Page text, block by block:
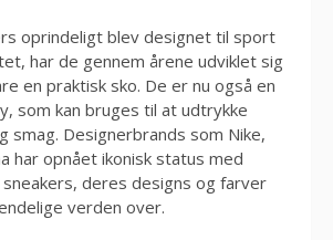
oprindeligt blev designet til sport
har de gennem årene udviklet sig
en praktisk sko. De er nu også en
som kan bruges til at udtrykke
smag. Designerbrands som Nike,
har opnået ikonisk status med
deres designs og farver
verden over.